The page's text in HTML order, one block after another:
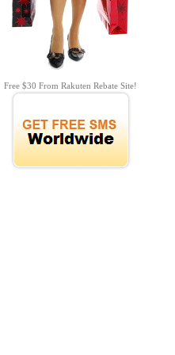
Free $30 From Rakuten Rebate Site!